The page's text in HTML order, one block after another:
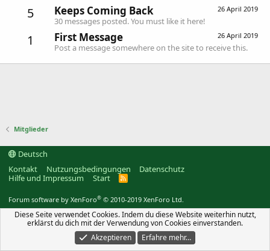
5 26 April 2019
Keeps Coming Back
30 messages posted. You must like it here!
1 26 April 2019
First Message
Post a message somewhere on the site to receive this.
Mitglieder
Deutsch
Kontakt
Nutzungsbedingungen
Datenschutz
Hilfe und Impressum
Start
R
Forum software by XenForo® © 2010-2019 XenForo Ltd.
Diese Seite verwendet Cookies. Indem du diese Website weiterhin nutzt,
erklärst du dich mit der Verwendung von Cookies einverstanden.
Akzeptieren
Erfahre mehr…